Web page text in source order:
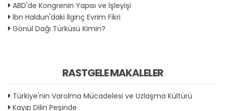
ABD'de Kongrenin Yapısı ve İşleyişi
İbn Haldun'daki İlginç Evrim Fikri
Gönül Dağı Türküsü Kimin?
RASTGELE MAKALELER
Türkiye'nin Varolma Mücadelesi ve Uzlaşma Kültürü
Kayıp Dilin Peşinde